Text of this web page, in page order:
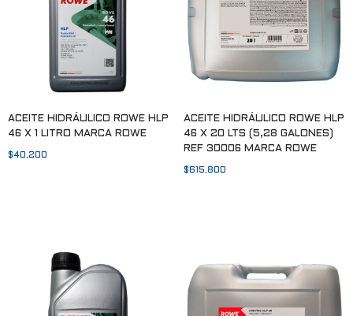
ACEITE HIDRÁULICO ROWE HLP
46 X 1 LITRO MARCA ROWE
$ 40,200
ACEITE HIDRÁULICO ROWE HLP
46 X 20 LTS (5,28 GALONES)
REF 30006 MARCA ROWE
$ 615,800